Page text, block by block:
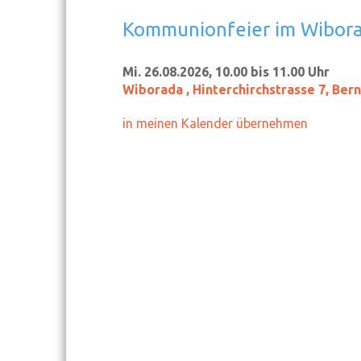
Kommunionfeier im
Mi. 26.08.2026, 10.00 bis 11.00 Uhr
Wiborada , Hinterchirchstrasse 7,
in meinen Kalender übernehmen